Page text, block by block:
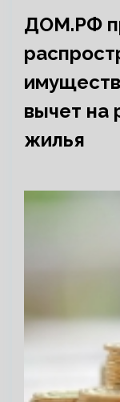
ДОМ.РФ
вычет на
жилья